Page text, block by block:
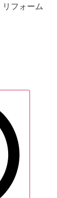
フォーム